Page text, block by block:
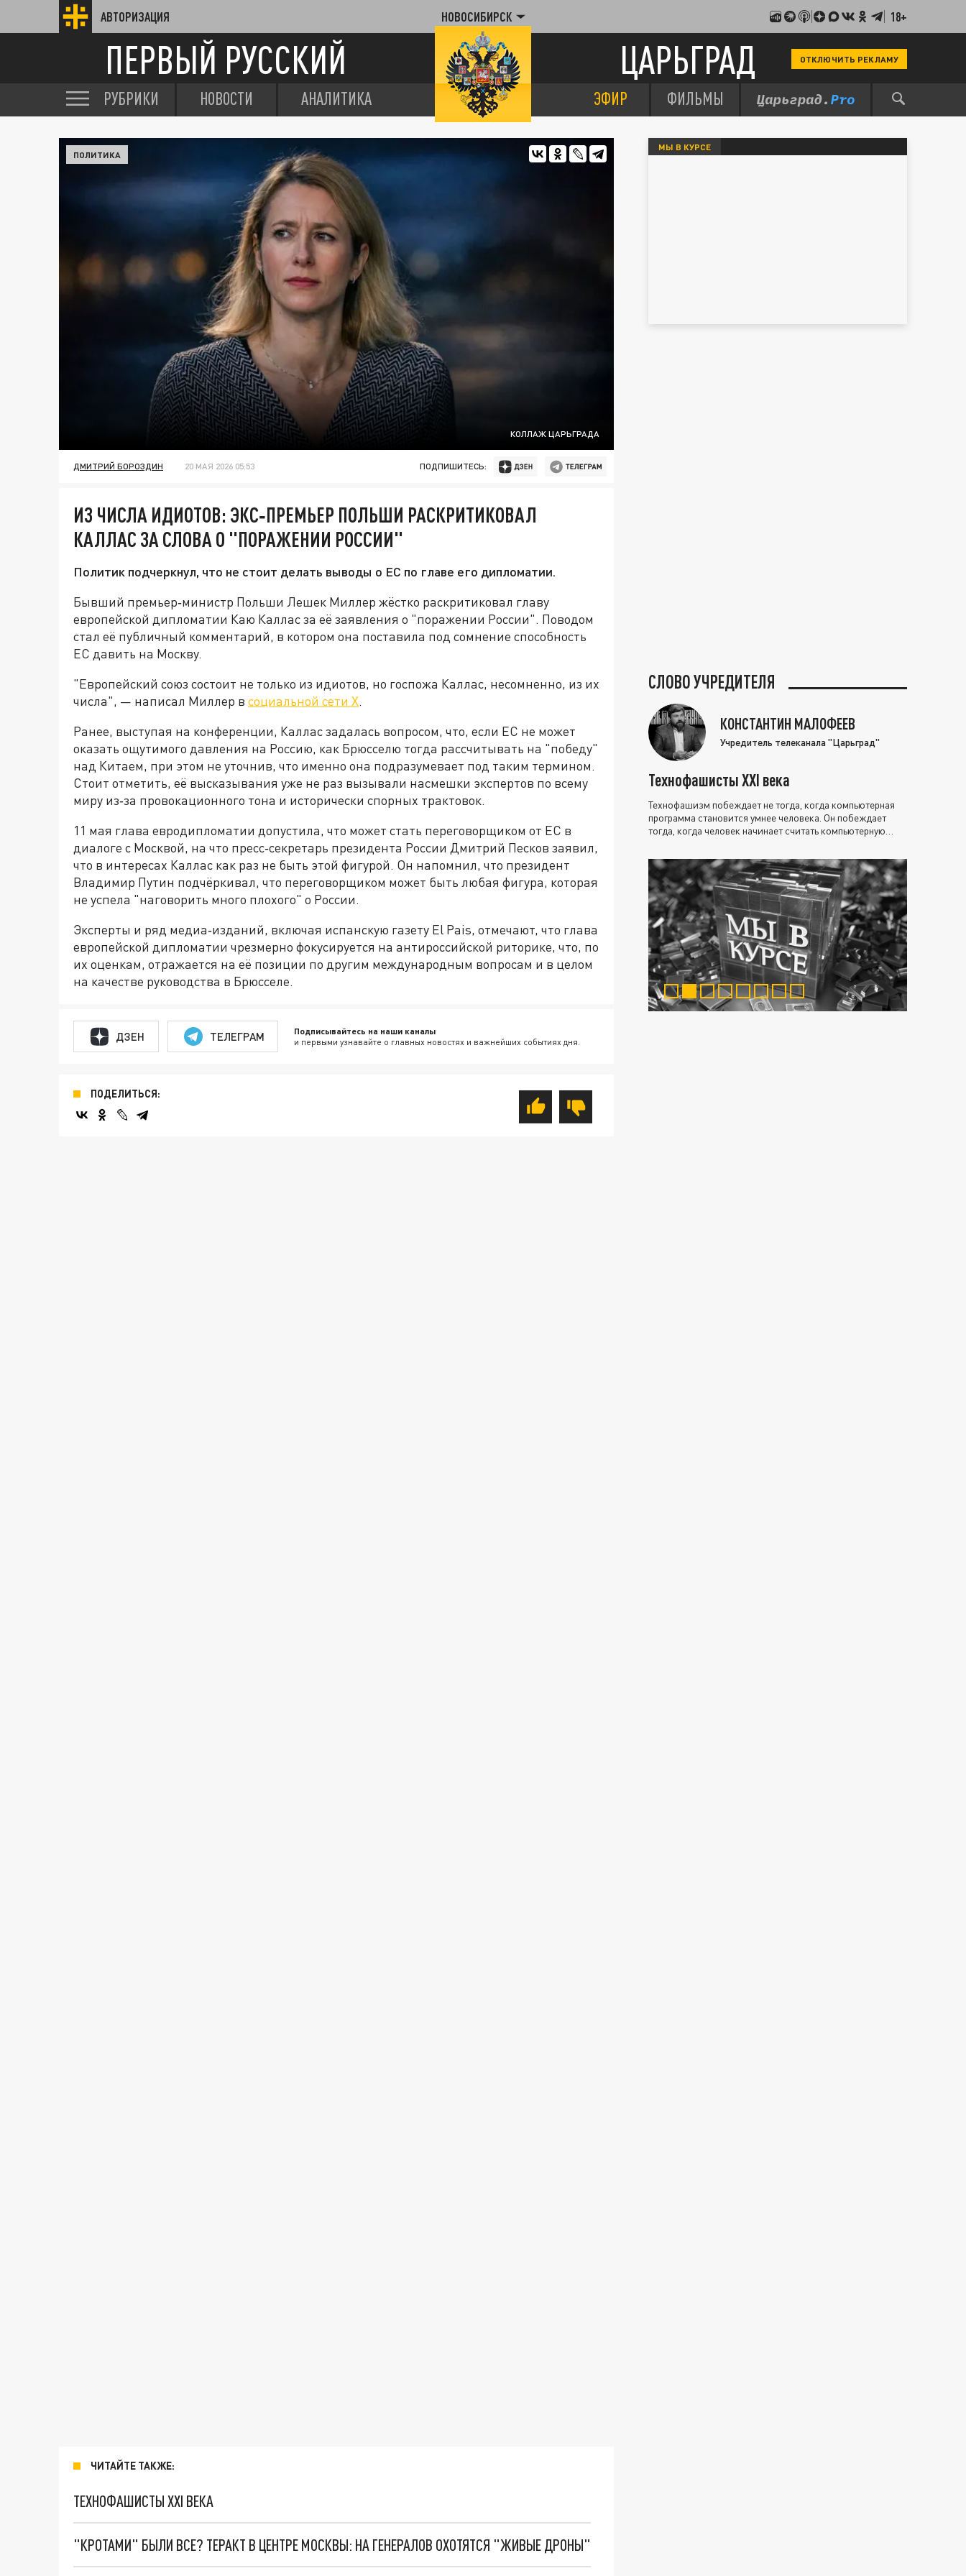
АВТОРИЗАЦИЯ НОВОСИБИРСК 18+
ПЕРВЫЙ РУССКИЙ ЦАРЬГРАД ОТКЛЮЧИТЬ РЕКЛАМУ
РУБРИКИ НОВОСТИ АНАЛИТИКА ЭФИР ФИЛЬМЫ
КОЛЛАЖ ЦАРЬГРАДА
ПОЛИТИКА
ДМИТРИЙ БОРОЗДИН 20 МАЯ 2026 05:53 ПОДПИШИТЕСЬ:
ИЗ ЧИСЛА ИДИОТОВ: ЭКС‑ПРЕМЬЕР ПОЛЬШИ РАСКРИТИКОВАЛ
КАЛЛАС ЗА СЛОВА О "ПОРАЖЕНИИ РОССИИ"
Политик подчеркнул, что не стоит делать выводы о ЕС по главе его дипломатии.
Бывший премьер‑министр Польши Лешек Миллер жёстко раскритиковал главу
европейской дипломатии Каю Каллас за её заявления о "поражении России". Поводом
стал её публичный комментарий, в котором она поставила под сомнение способность
ЕС давить на Москву.
"Европейский союз состоит не только из идиотов, но госпожа Каллас, несомненно, из их
числа", — написал Миллер в социальной сети X.
Ранее, выступая на конференции, Каллас задалась вопросом, что, если ЕС не может
оказать ощутимого давления на Россию, как Брюсселю тогда рассчитывать на "победу"
над Китаем, при этом не уточнив, что именно она подразумевает под таким термином.
Стоит отметить, её высказывания уже не раз вызывали насмешки экспертов по всему
миру из‑за провокационного тона и исторически спорных трактовок.
11 мая глава евродипломатии допустила, что может стать переговорщиком от ЕС в
диалоге с Москвой, на что пресс‑секретарь президента России Дмитрий Песков заявил,
что в интересах Каллас как раз не быть этой фигурой. Он напомнил, что президент
Владимир Путин подчёркивал, что переговорщиком может быть любая фигура, которая
не успела "наговорить много плохого" о России.
Эксперты и ряд медиа‑изданий, включая испанскую газету El Pais, отмечают, что глава
европейской дипломатии чрезмерно фокусируется на антироссийской риторике, что, по
их оценкам, отражается на её позиции по другим международным вопросам и в целом
на качестве руководства в Брюсселе.
ДЗЕН ТЕЛЕГРАМ Подписывайтесь на наши каналы
и первыми узнавайте о главных новостях и важнейших событиях дня.
ПОДЕЛИТЬСЯ:
ЧИТАЙТЕ ТАКЖЕ:
ТЕХНОФАШИСТЫ XXI ВЕКА
"КРОТАМИ" БЫЛИ ВСЕ? ТЕРАКТ В ЦЕНТРЕ МОСКВЫ: НА ГЕНЕРАЛОВ ОХОТЯТСЯ "ЖИВЫЕ ДРОНЫ"
МЫ В КУРСЕ
СЛОВО УЧРЕДИТЕЛЯ
КОНСТАНТИН МАЛОФЕЕВ
Учредитель телеканала "Царьград"
Технофашисты XXI века
Технофашизм побеждает не тогда, когда компьютерная
программа становится умнее человека. Он побеждает
тогда, когда человек начинает считать компьютерную